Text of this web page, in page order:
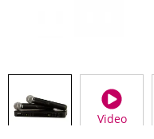
Video